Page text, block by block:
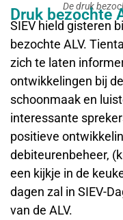
De druk
Druk bezochte
SIEV hield gisteren
bezochte ALV.
zich te laten
ontwikkelingen bij
schoonmaak en
interessante
positieve
debiteurenbeheer,
een kijkje in de
dagen zal in SIEV-
van de ALV.